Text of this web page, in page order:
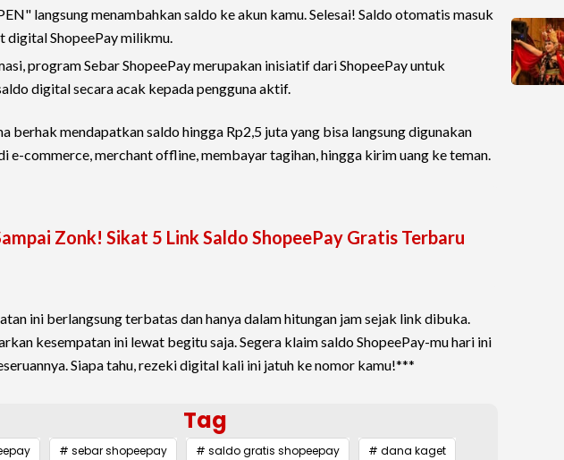
langsung menambahkan saldo ke akun kamu. Selesai! Saldo otomatis masuk
digital ShopeePay milikmu.
program Sebar ShopeePay merupakan inisiatif dari ShopeePay untuk
digital secara acak kepada pengguna aktif.
berhak mendapatkan saldo hingga Rp2,5 juta yang bisa langsung digunakan
e-commerce, merchant offline, membayar tagihan, hingga kirim uang ke teman.
Zonk! Sikat 5 Link Saldo ShopeePay Gratis Terbaru
ini berlangsung terbatas dan hanya dalam hitungan jam sejak link dibuka.
kesempatan ini lewat begitu saja. Segera klaim saldo ShopeePay-mu hari ini
Siapa tahu, rezeki digital kali ini jatuh ke nomor kamu!***
Tag
# sebar shopeepay # saldo gratis shopeepay # dana kaget